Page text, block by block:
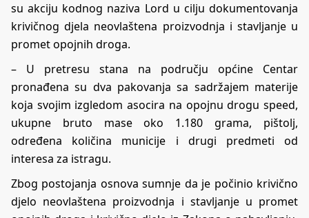
su akciju kodnog naziva Lord u cilju dokumentovanja
krivičnog djela neovlaštena proizvodnja i stavljanje u
promet opojnih droga.
– U pretresu stana na području općine Centar
pronađena su dva pakovanja sa sadržajem materije
koja svojim izgledom asocira na opojnu drogu speed,
ukupne bruto mase oko 1.180 grama, pištolj,
određena količina municije i drugi predmeti od
interesa za istragu.
Zbog postojanja osnova sumnje da je počinio krivično
djelo neovlaštena proizvodnja i stavljanje u promet